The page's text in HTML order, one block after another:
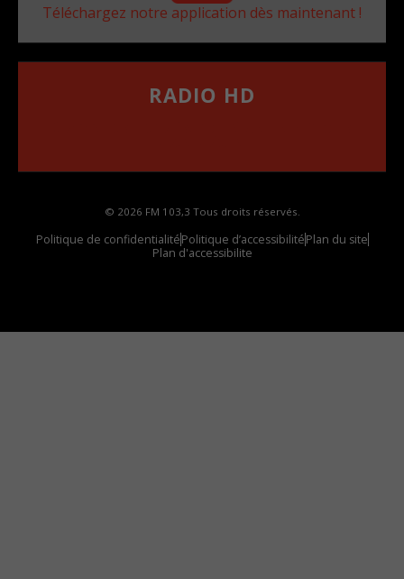
Téléchargez notre application dès maintenant !
RADIO HD
© 2026 FM 103,3 Tous droits réservés.
Politique de confidentialitéPolitique d’accessibilitéPlan du site
Plan d'accessibilite